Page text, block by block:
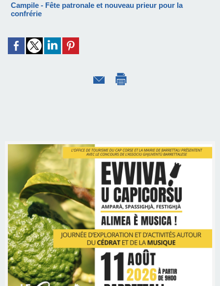
Campile - Fête patronale et nouveau prieur pour la
confrérie